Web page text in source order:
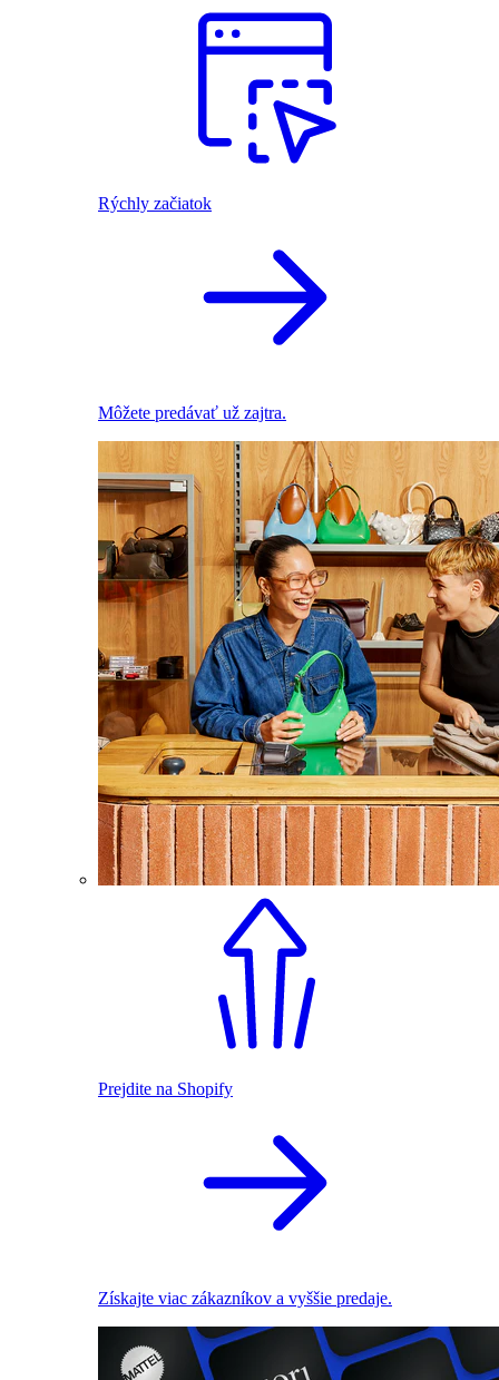
Rýchly začiatok
Môžete predávať už zajtra.
Prejdite na Shopify
Získajte viac zákazníkov a vyššie predaje.